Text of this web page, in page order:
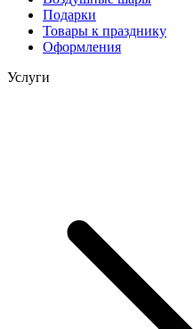
Подарки
Товары к празднику
Оформления
Услуги